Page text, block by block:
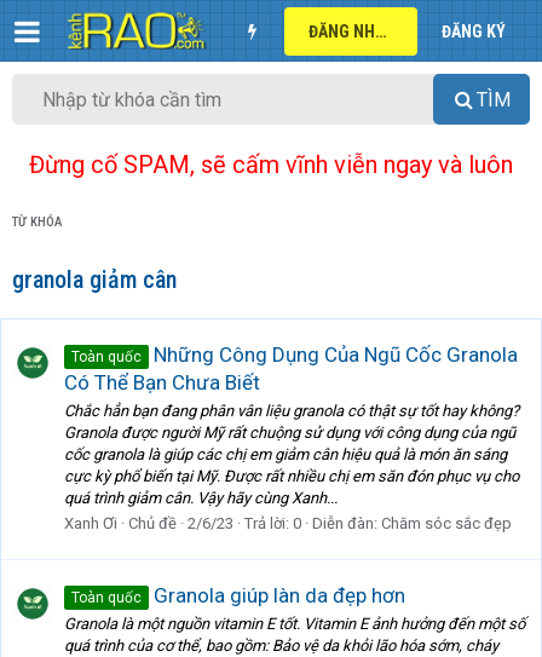
ĐĂNG NHẬP ĐĂNG KÝ
TÌM
Đừng cố SPAM, sẽ cấm vĩnh viễn ngay và luôn
TỪ KHÓA
granola giảm cân
Toàn quốc
Những Công Dụng Của Ngũ Cốc Granola
Có Thể Bạn Chưa Biết
Chắc hẳn bạn đang phân vân liệu granola có thật sự tốt hay không?
Granola được người Mỹ rất chuộng sử dụng với công dụng của ngũ
cốc granola là giúp các chị em giảm cân hiệu quả là món ăn sáng
cực kỳ phổ biến tại Mỹ. Được rất nhiều chị em săn đón phục vụ cho
quá trình giảm cân. Vậy hãy cùng Xanh...
Xanh Ơi
Chủ đề 2/6/23 Trả lời: 0 Diễn đàn: Chăm sóc sắc đẹp
Toàn quốc Granola giúp làn da đẹp hơn
Granola là một nguồn vitamin E tốt. Vitamin E ảnh hưởng đến một số
quá trình của cơ thể, bao gồm: Bảo vệ da khỏi lão hóa sớm, cháy